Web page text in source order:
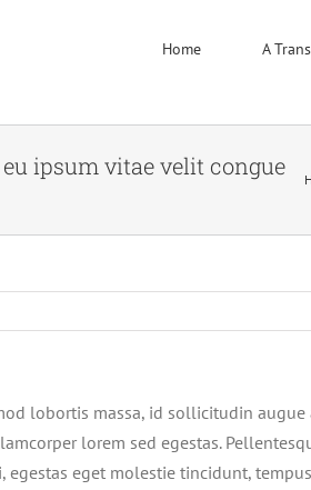
Home A
ipsum vitae velit congue
lobortis massa, id sollicitudin
lorem sed egestas.
eget molestie tincidunt,